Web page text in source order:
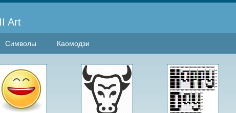
Art
Символы Каомодзи